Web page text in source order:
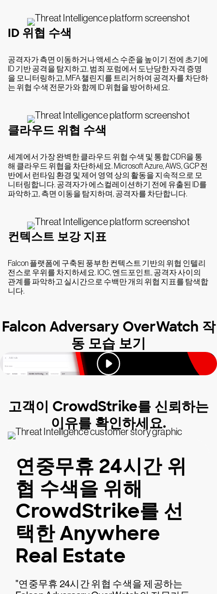
ID 위협 수색
공격자가 측면 이동하거나 액세스 수준을 높이기 전에 초기에
ID 기반 공격을 탐지하고, 범죄 포럼에서 도난당한 자격 증명
을 모니터링하고, MFA 챌린지를 트리거하여 공격자를 차단하
는 위협 수색 전문가와 함께 ID 위협을 방어하세요.
클라우드 위협 수색
세계에서 가장 완벽한 클라우드 위협 수색 및 통합 CDR을 통
해 클라우드 위협을 차단하세요. Microsoft Azure, AWS, GCP 전
반에서 런타임 환경 및 제어 영역 상의 활동을 지속적으로 모
니터링합니다. 공격자가 에스컬레이션하기 전에 유출된 ID를
파악하고, 측면 이동을 탐지하며, 공격자를 차단합니다.
컨텍스트 보강 지표
Falcon 플랫폼에 구축된 풍부한 컨텍스트 기반의 위협 인텔리
전스로 우위를 차지하세요. IOC, 엔드포인트, 공격자 사이의
관계를 파악하고 실시간으로 수백만 개의 위협 지표를 탐색합
니다.
Falcon Adversary OverWatch 작
동 모습 보기
고객이 CrowdStrike를 신뢰하는
이유를 확인하세요.
연중무휴 24시간 위
협 수색을 위해
CrowdStrike를 선
택한 Anywhere
Real Estate
"연중무휴 24시간 위협 수색을 제공하는